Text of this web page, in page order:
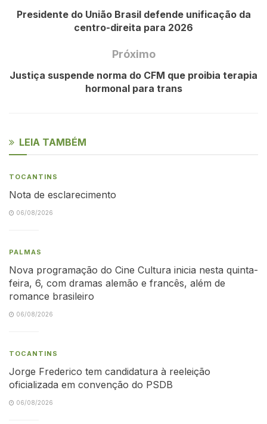
Presidente do União Brasil defende unificação da
centro-direita para 2026
Próximo
Justiça suspende norma do CFM que proibia terapia
hormonal para trans
LEIA TAMBÉM
TOCANTINS
Nota de esclarecimento
06/08/2026
PALMAS
Nova programação do Cine Cultura inicia nesta quinta-
feira, 6, com dramas alemão e francês, além de
romance brasileiro
06/08/2026
TOCANTINS
Jorge Frederico tem candidatura à reeleição
oficializada em convenção do PSDB
06/08/2026